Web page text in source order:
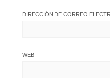
DIRECCIÓN DE CORREO
WEB